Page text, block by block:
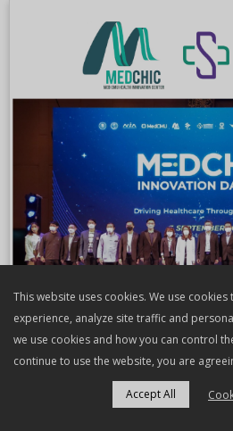
MEDCHIC INNOVATION
This website uses cookies. We use
experience, analyze site traffic and
we use cookies and how you can control
continue to use the website, you are
Accept All